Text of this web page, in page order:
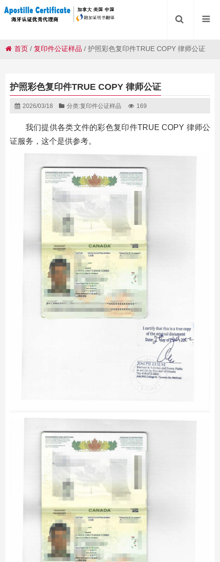
首页 /复印件公证样品 /护照彩色复印件TRUE COPY 律师公证
护照彩色复印件TRUE COPY 律师公证
2026/03/18 分类:复印件公证样品 169
我们提供各类文件的彩色复印件TRUE COPY 律师公
证服务，这个是供参考。